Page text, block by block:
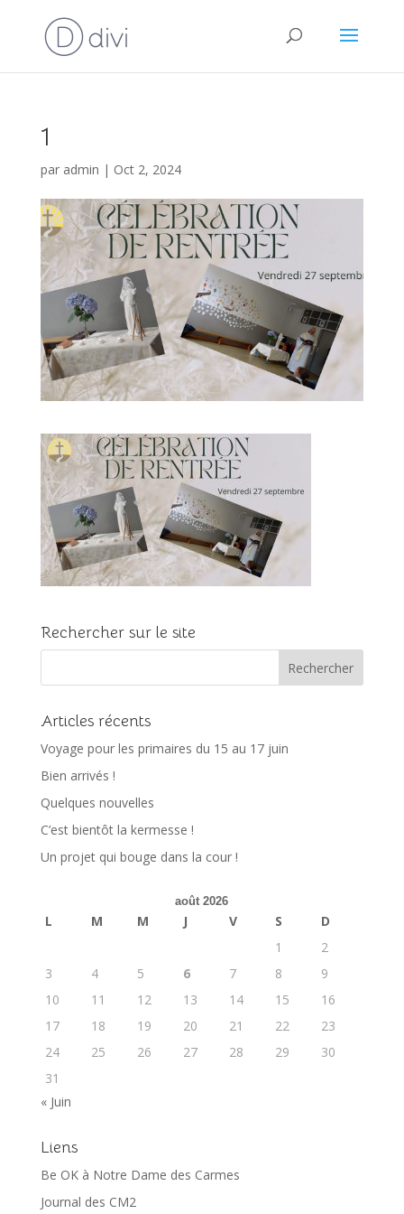
1
par admin | Oct 2, 2024
Rechercher sur le site
Articles récents
Voyage pour les primaires du 15 au 17 juin
Bien arrivés !
Quelques nouvelles
C’est bientôt la kermesse !
Un projet qui bouge dans la cour !
août 2026
L M M J V S
D
1
2
3
4 5 6 7 8
9
10
11 12 13 14 15
16
17
18 19 20 21 22
23
24
25 26 27 28 29
30
31
« Juin
Liens
Be OK à Notre Dame des Carmes
Journal des CM2